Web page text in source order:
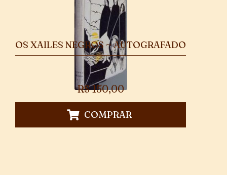
OS XAILES NEGROS ~ AUTOGRAFADO
R$150,00
COMPRAR